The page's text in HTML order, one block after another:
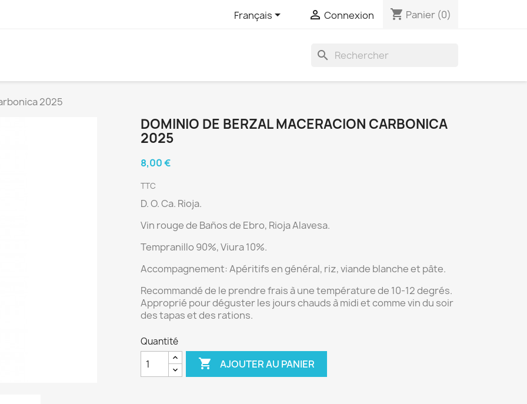
Français  Connexion shopping_cart Panier (0)
search
2025
DOMINIO DE BERZAL MACERACION CARBONICA
2025
8,00 €
TTC
D. O. Ca. Rioja.
Vin rouge de Baños de Ebro, Rioja Alavesa.
Tempranillo 90%, Viura 10%.
Accompagnement:Apéritifs en général, riz, viande blanche et pâte.
Recommandé de le prendre frais à une température de 10-12 degrés.
Approprié pour déguster les jours chauds à midi et comme vin du soir
des tapas et des rations.
Quantité
 AJOUTER AU PANIER